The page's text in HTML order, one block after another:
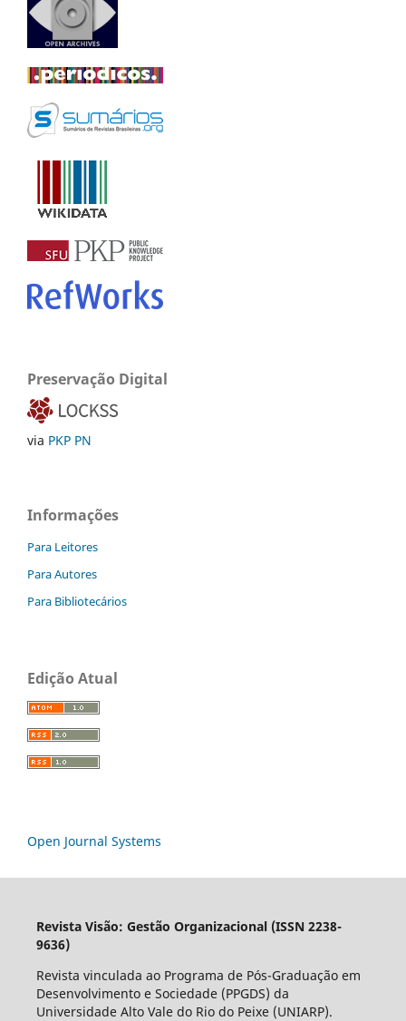
Preservação Digital
via PKP PN
Informações
Para Leitores
Para Autores
Para Bibliotecários
Edição Atual
Open Journal Systems
Revista Visão: Gestão Organizacional (ISSN 2238-
9636)
Revista vinculada ao Programa de Pós-Graduação em
Desenvolvimento e Sociedade (PPGDS) da
Universidade Alto Vale do Rio do Peixe (UNIARP).